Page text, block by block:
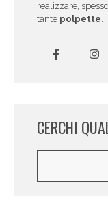
realizzare,
tante polpette
CERCHI